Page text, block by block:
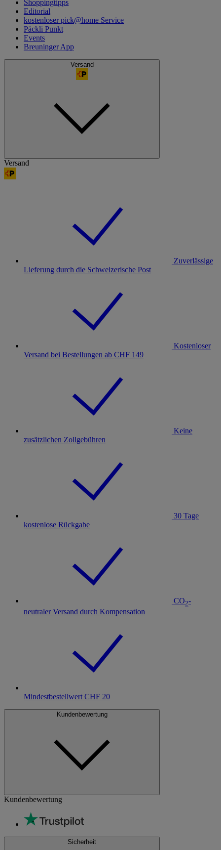
Shoppingtipps
Editorial
kostenloser pick@home Service
Päckli Punkt
Events
Breuninger App
Versand
Versand
Zuverlässige
Lieferung durch die Schweizerische Post
Kostenloser
Versand bei Bestellungen ab CHF 149
Keine
zusätzlichen Zollgebühren
30 Tage
kostenlose Rückgabe
CO2-
neutraler Versand durch Kompensation
Mindestbestellwert CHF 20
Kundenbewertung
Kundenbewertung
Sicherheit